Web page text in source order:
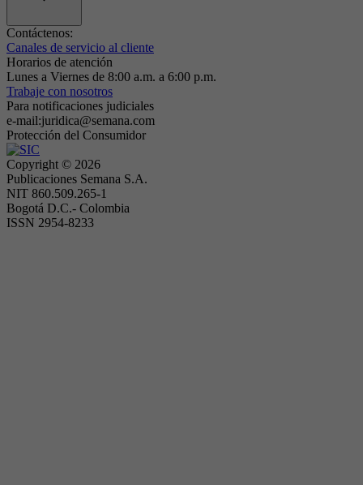
Contáctenos:
Canales de servicio al cliente
Horarios de atención
Lunes a Viernes de 8:00 a.m. a 6:00 p.m.
Trabaje con nosotros
Para notificaciones judiciales
e-mail:juridica@semana.com
Protección del Consumidor
Copyright © 2026
Publicaciones Semana S.A.
NIT 860.509.265-1
Bogotá D.C.- Colombia
ISSN 2954-8233